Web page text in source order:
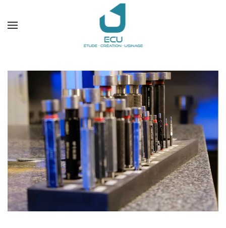
Accéder au contenu principal